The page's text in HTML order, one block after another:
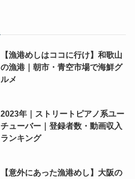
【漁港めしはココに行け】和歌山
の漁港｜朝市・青空市場で海鮮グ
ルメ
2023年｜ストリートピアノ系ユー
チューバー｜登録者数・動画収入
ランキング
【意外にあった漁港めし】大阪の